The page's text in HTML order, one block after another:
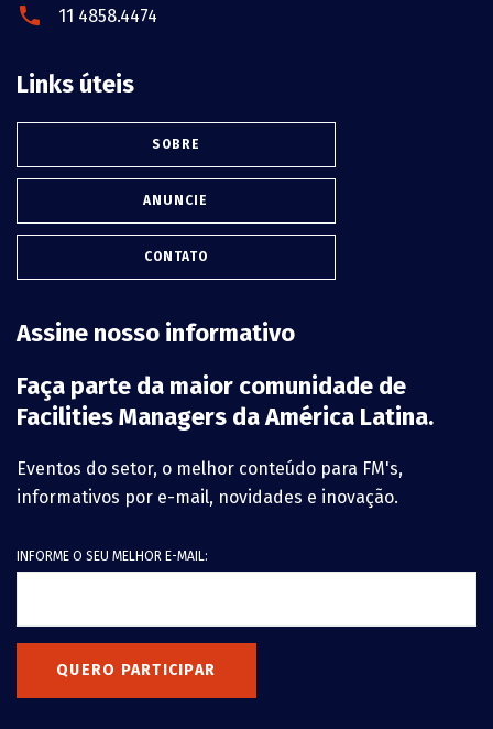
11 4858.4474
Links úteis
SOBRE
ANUNCIE
CONTATO
Assine nosso informativo
Faça parte da maior comunidade de
Facilities Managers da América Latina.
Eventos do setor, o melhor conteúdo para FM's,
informativos por e-mail, novidades e inovação.
INFORME O SEU MELHOR E-MAIL:
QUERO PARTICIPAR